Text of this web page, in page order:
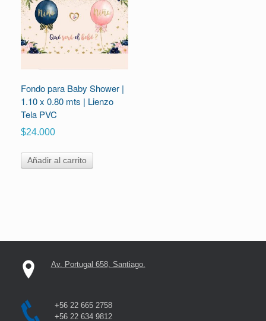
Fondo para Baby Shower |
1.10 x 0.80 mts | Lienzo
Tela PVC
$24.000
Añadir al carrito
Av. Portugal 658, Santiago.
+56 22 665 2758
+56 22 634 9812